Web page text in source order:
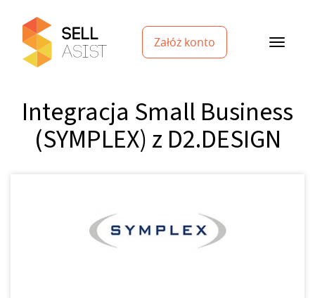
Załóż konto
Integracja Small Business
(SYMPLEX) z D2.DESIGN